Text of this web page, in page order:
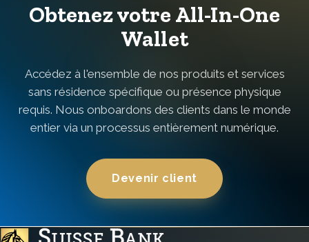
Obtenez votre All-In-One
Wallet
Accédez à l'ensemble de nos produits et services
sans résidence spécifique ou présence physique
requis. Nous onboardons des clients dans le monde
entier via un processus entièrement numérique.
Devenir client